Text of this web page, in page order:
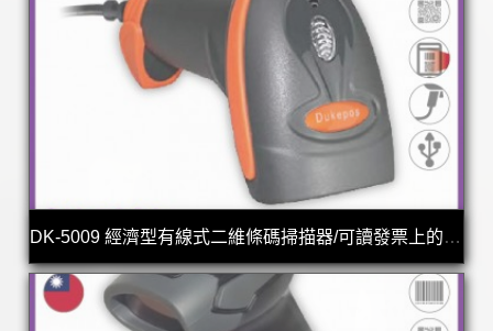
DK-5009 經濟型有線式二維條碼掃描器/可讀發票上的QR CODE